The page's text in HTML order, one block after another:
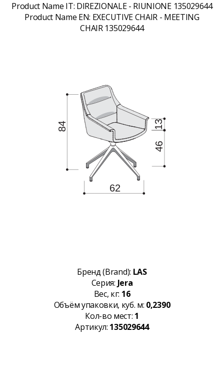
Product Name IT: DIREZIONALE - RIUNIONE 135029644
Product Name EN: EXECUTIVE CHAIR - MEETING
CHAIR 135029644
Бренд (Brand): LAS
Серия: Jera
Вес, кг: 16
Объём упаковки, куб. м: 0,2390
Кол-во мест: 1
Артикул: 135029644